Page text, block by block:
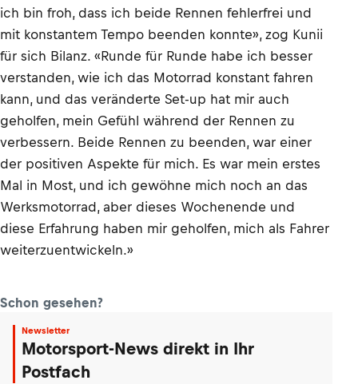
ich bin froh, dass ich beide Rennen fehlerfrei und
mit konstantem Tempo beenden konnte», zog Kunii
für sich Bilanz. «Runde für Runde habe ich besser
verstanden, wie ich das Motorrad konstant fahren
kann, und das veränderte Set-up hat mir auch
geholfen, mein Gefühl während der Rennen zu
verbessern. Beide Rennen zu beenden, war einer
der positiven Aspekte für mich. Es war mein erstes
Mal in Most, und ich gewöhne mich noch an das
Werksmotorrad, aber dieses Wochenende und
diese Erfahrung haben mir geholfen, mich als Fahrer
weiterzuentwickeln.»
Schon gesehen?
Newsletter
Motorsport-News direkt in Ihr
Postfach